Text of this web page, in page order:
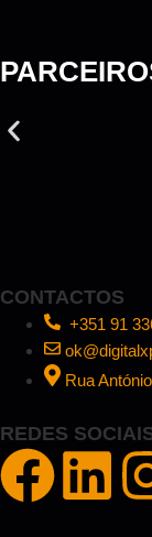
CONTACTOS
+351 91
Rua
REDES